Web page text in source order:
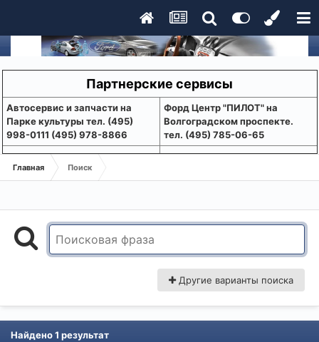
Партнерские сервисы
Aвтосервис и запчасти на
Парке культуры тел. (495)
998-0111 (495) 978-8866
Форд Центр "ПИЛОТ" на
Волгоградском проспекте.
тел. (495) 785-06-65
Главная Поиск
Другие варианты поиска
Найдено 1 результат